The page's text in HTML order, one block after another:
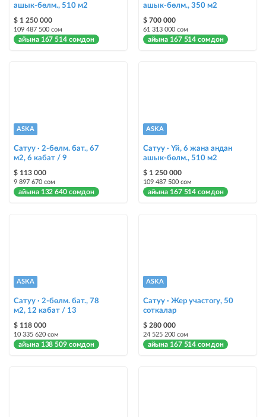
Түс менен белгилөө
жарыялардын арасында башка түстө бөлүп көрсөтүлөт
бөлүмүндө көрсөтүлөт
Чаптамалар
Опциялары бар жаркыраган стикерлер сиздин мүлкүңүздү
башкалардан өзгөчөлөнтүп, аны тезирээк сатууга жардам берет
ашык-бөлм., 510 м2
$ 1 250 000
109 487 500 сом
айына 167 514 сомдон
ашык-бөлм., 350 м2
$ 700 000
61 313 000 сом
айына 167 514 сомдон
ASKA
Сатуу · 2-бөлм. бат., 67
м2, 6 кабат / 9
$ 113 000
9 897 670 сом
айына 132 640 сомдон
ASKA
Сатуу · Үй, 6 жана андан
ашык-бөлм., 510 м2
$ 1 250 000
109 487 500 сом
айына 167 514 сомдон
ASKA
Сатуу · 2-бөлм. бат., 78
м2, 12 кабат / 13
$ 118 000
10 335 620 сом
айына 138 509 сомдон
ASKA
Сатуу · Жер участогу, 50
соткалар
$ 280 000
24 525 200 сом
айына 167 514 сомдон